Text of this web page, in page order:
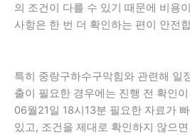
의 조건이 다를 수 있기 때문에 비용
사항은 한 번 더 확인하는 편이 안전
특히 중랑구하수구막힘와 관련해 일
출이 필요한 경우에는 진행 전 확인
06월21일 18시13분 필요한 자료가
있고, 조건을 제대로 확인하지 않으